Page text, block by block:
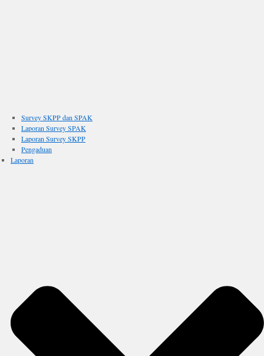
Survey SKPP dan SPAK
Laporan Survey SPAK
Laporan Survey SKPP
Pengaduan
Laporan